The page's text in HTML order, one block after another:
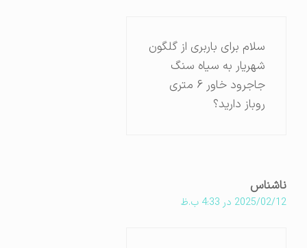
سلام برای باربری از گلگون
شهریار به سیاه سنگ
جاجرود خاور ۶ متری
روباز دارید؟
ناشناس
2025/02/12 در 4:33 ب.ظ